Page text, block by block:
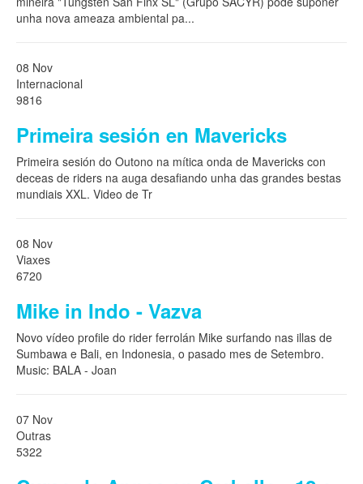
unha nova ameaza ambiental pa...
08 Nov
Internacional
9816
Primeira sesión en Mavericks
Primeira sesión do Outono na mítica onda de Mavericks con
deceas de riders na auga desafiando unha das grandes bestas
mundiais XXL. Video de Tr
08 Nov
Viaxes
6720
Mike in Indo - Vazva
Novo vídeo profile do rider ferrolán Mike surfando nas illas de
Sumbawa e Bali, en Indonesia, o pasado mes de Setembro.
Music: BALA - Joan
07 Nov
Outras
5322